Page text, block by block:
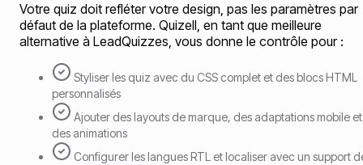
Votre quiz doit refléter votre design, pas les paramètres par
défaut de la plateforme. Quizell, en tant que meilleure
alternative à LeadQuizzes, vous donne le contrôle pour :
Styliser les quiz avec du CSS complet et des blocs HTML
personnalisés
Ajouter des layouts de marque, des adaptations mobile et
des animations
Configurer les langues RTL et localiser avec un support